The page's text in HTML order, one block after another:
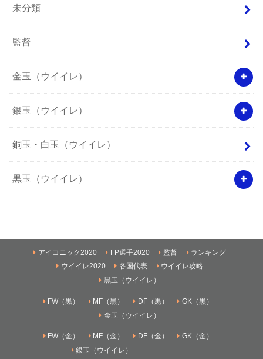
未分類
監督
金玉（ウイイレ）
銀玉（ウイイレ）
銅玉・白玉（ウイイレ）
黒玉（ウイイレ）
アイコニック2020 FP選手2020 監督
ランキング
ウイイレ2020
各国代表
ウイイレ攻略
黒玉（ウイイレ）
FW（黒） MF（黒） DF（黒）
GK（黒）
金玉（ウイイレ）
FW（金） MF（金） DF（金）
GK（金）
銀玉（ウイイレ）